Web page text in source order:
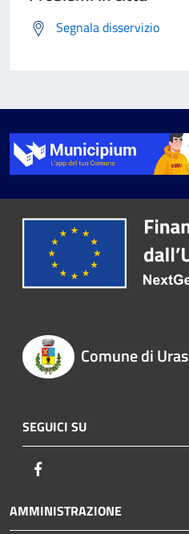
Segnala disservizio
Comune di Uras
SEGUICI SU
AMMINISTRAZIONE